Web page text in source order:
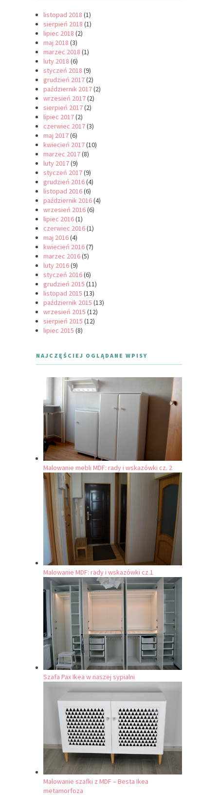
listopad 2018 (1)
sierpień 2018 (1)
lipiec 2018 (2)
maj 2018 (3)
marzec 2018 (1)
luty 2018 (6)
styczeń 2018 (9)
grudzień 2017(2)
październik 2017(2)
wrzesień 2017(2)
sierpień 2017(2)
lipiec 2017(2)
czerwiec 2017(3)
maj 2017(6)
kwiecień 2017(10)
marzec 2017(8)
luty 2017(9)
styczeń 2017(9)
grudzień 2016(4)
listopad 2016(6)
październik 2016(4)
wrzesień 2016(6)
lipiec 2016(1)
czerwiec 2016(1)
maj 2016(4)
kwiecień 2016(7)
marzec 2016(5)
luty 2016(9)
styczeń 2016(6)
grudzień 2015 (11)
listopad 2015 (13)
październik 2015 (13)
wrzesień 2015 (12)
sierpień 2015 (12)
lipiec 2015 (8)
NAJCZĘŚCIEJ OGLĄDANE WPISY
Malowanie mebli MDF: rady i wskazówki cz. 2
Malowanie MDF: rady i wskazówki cz.1
Szafa Pax Ikea w naszej sypialni
Malowanie szafki z MDF – Besta Ikea
metamorfoza